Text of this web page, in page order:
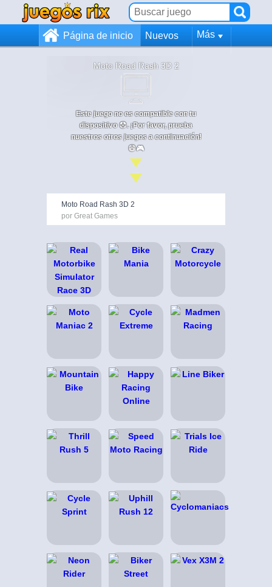
Página de inicio Nuevos Más
Moto Road Rash 3D 2
Este juego no es compatible con tu
dispositivo 😞. ¡Por favor, prueba
nuestros otros juegos a continuación!
😄🎮
Moto Road Rash 3D 2
por Great Games